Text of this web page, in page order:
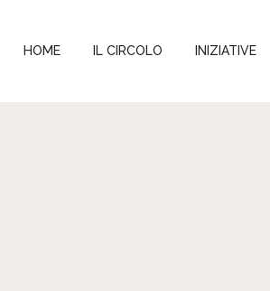
HOME IL CIRCOLO INIZIATIVE